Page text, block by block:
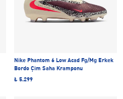
Nike Phantom 6 Low Acad Fg/Mg Erkek
Bordo Çim Saha Kramponu
₺ 5.299